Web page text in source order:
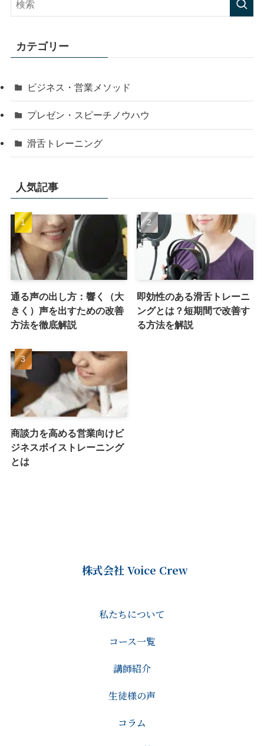
カテゴリー
ビジネス・営業メソッド
プレゼン・スピーチノウハウ
滑舌トレーニング
人気記事
通る声の出し方：響く（大
きく）声を出すための改善
方法を徹底解説
即効性のある滑舌トレーニ
ングとは？短期間で改善す
る方法を解説
商談力を高める営業向けビ
ジネスボイストレーニング
とは
株式会社 Voice Crew
私たちについて
コース一覧
講師紹介
生徒様の声
コラム